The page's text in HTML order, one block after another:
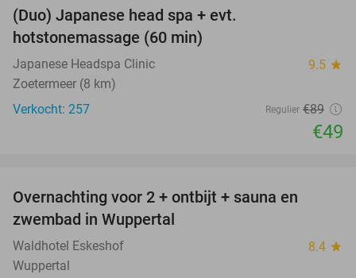
(Duo) Japanese head spa + evt.
hotstonemassage (60 min)
Japanese Headspa Clinic 9.5 star
Zoetermeer (8 km)
Verkocht: 257
Regulier €89
€49
Overnachting voor 2 + ontbijt + sauna en
zwembad in Wuppertal
Waldhotel Eskeshof 8.4 star
Wuppertal